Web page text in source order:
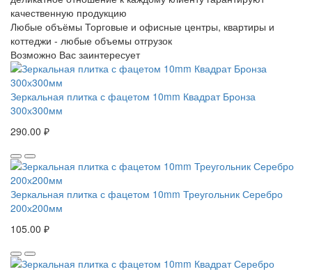
качественную продукцию
Любые объёмы Торговые и офисные центры, квартиры и
коттеджи - любые объемы отгрузок
Возможно Вас заинтересует
Зеркальная плитка с фацетом 10mm Квадрат Бронза
300х300мм
290.00 ₽
Зеркальная плитка с фацетом 10mm Треугольник Серебро
200х200мм
105.00 ₽